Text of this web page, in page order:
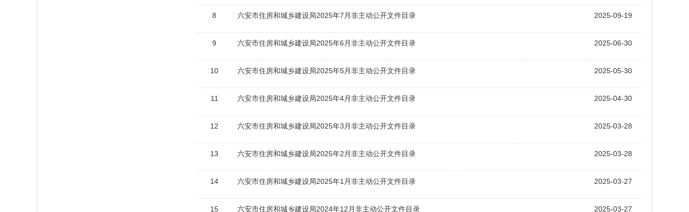
8 六安市住房和城乡建设局2025年7月非主动公开文件目录 2025-09-19
9 六安市住房和城乡建设局2025年6月非主动公开文件目录 2025-06-30
10 六安市住房和城乡建设局2025年5月非主动公开文件目录 2025-05-30
11 六安市住房和城乡建设局2025年4月非主动公开文件目录 2025-04-30
12 六安市住房和城乡建设局2025年3月非主动公开文件目录 2025-03-28
13 六安市住房和城乡建设局2025年2月非主动公开文件目录 2025-03-28
14 六安市住房和城乡建设局2025年1月非主动公开文件目录 2025-03-27
15 六安市住房和城乡建设局2024年12月非主动公开文件目录 2025-03-27